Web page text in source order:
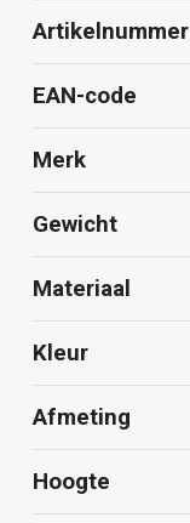
Artikelnummer
EAN-code
Merk
Gewicht
Materiaal
Kleur
Afmeting
Hoogte